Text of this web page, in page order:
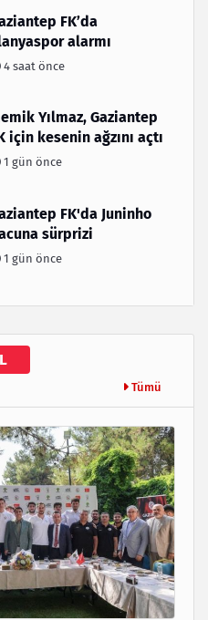
FK’da
alarmı
4 saat önce
Yılmaz, Gaziantep
için kesenin ağzını açtı
1 gün önce
FK'da Juninho
sürprizi
1 gün önce
Tümü